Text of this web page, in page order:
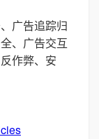
广告追踪归
、广告交互
作弊、安